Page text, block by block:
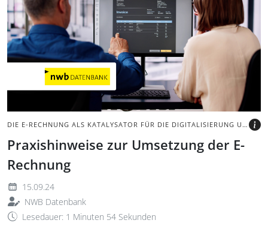
DIE E-RECHNUNG ALS KATALYSATOR FÜR DIE DIGITALISIERUNG UND AUTOMATISIERUNG IM UNTERNEHMEN
Praxishinweise zur Umsetzung der E-
Rechnung
15.09.24
NWB Datenbank
Lesedauer: 1 Minuten 54 Sekunden
Zwei Personen sitzen vor
einem Bildschirm. Eine
Person erklärt eine E-
Rechnung.
BILD: @ADOBE STOCK -
ANDREY POPOV